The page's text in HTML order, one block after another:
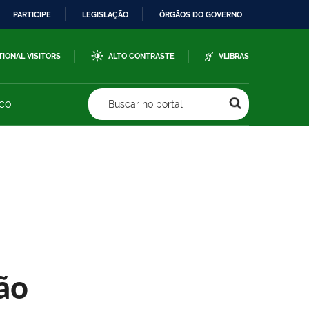
PARTICIPE LEGISLAÇÃO ÓRGÃOS DO GOVERNO
VISITORS ALTO CONTRASTE VLIBRAS
Buscar no portal